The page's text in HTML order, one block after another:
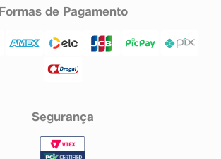
Formas de Pagamento
Segurança